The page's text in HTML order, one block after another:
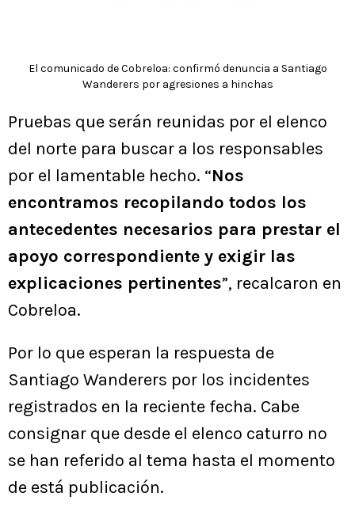
El comunicado de Cobreloa: confirmó denuncia a Santiago
Wanderers por agresiones a hinchas
Pruebas que serán reunidas por el elenco
del norte para buscar a los responsables
por el lamentable hecho. “Nos
encontramos recopilando todos los
antecedentes necesarios para prestar el
apoyo correspondiente y exigir las
explicaciones pertinentes”, recalcaron en
Cobreloa.
Por lo que esperan la respuesta de
Santiago Wanderers por los incidentes
registrados en la reciente fecha. Cabe
consignar que desde el elenco caturro no
se han referido al tema hasta el momento
de está publicación.